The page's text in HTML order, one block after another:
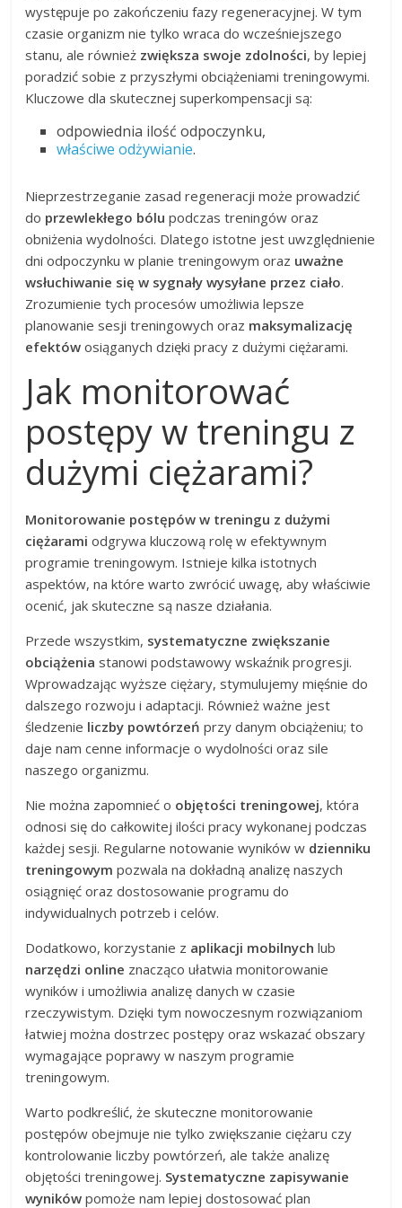
występuje po zakończeniu fazy regeneracyjnej. W tym
czasie organizm nie tylko wraca do wcześniejszego
stanu, ale również zwiększa swoje zdolności, by lepiej
poradzić sobie z przyszłymi obciążeniami treningowymi.
Kluczowe dla skutecznej superkompensacji są:
odpowiednia ilość odpoczynku,
właściwe odżywianie.
Nieprzestrzeganie zasad regeneracji może prowadzić
do przewlekłego bólu podczas treningów oraz
obniżenia wydolności. Dlatego istotne jest uwzględnienie
dni odpoczynku w planie treningowym oraz uważne
wsłuchiwanie się w sygnały wysyłane przez ciało.
Zrozumienie tych procesów umożliwia lepsze
planowanie sesji treningowych oraz maksymalizację
efektów osiąganych dzięki pracy z dużymi ciężarami.
Jak monitorować
postępy w treningu z
dużymi ciężarami?
Monitorowanie postępów w treningu z dużymi
ciężarami odgrywa kluczową rolę w efektywnym
programie treningowym. Istnieje kilka istotnych
aspektów, na które warto zwrócić uwagę, aby właściwie
ocenić, jak skuteczne są nasze działania.
Przede wszystkim, systematyczne zwiększanie
obciążenia stanowi podstawowy wskaźnik progresji.
Wprowadzając wyższe ciężary, stymulujemy mięśnie do
dalszego rozwoju i adaptacji. Również ważne jest
śledzenie liczby powtórzeń przy danym obciążeniu; to
daje nam cenne informacje o wydolności oraz sile
naszego organizmu.
Nie można zapomnieć o objętości treningowej, która
odnosi się do całkowitej ilości pracy wykonanej podczas
każdej sesji. Regularne notowanie wyników w dzienniku
treningowym pozwala na dokładną analizę naszych
osiągnięć oraz dostosowanie programu do
indywidualnych potrzeb i celów.
Dodatkowo, korzystanie z aplikacji mobilnych lub
narzędzi online znacząco ułatwia monitorowanie
wyników i umożliwia analizę danych w czasie
rzeczywistym. Dzięki tym nowoczesnym rozwiązaniom
łatwiej można dostrzec postępy oraz wskazać obszary
wymagające poprawy w naszym programie
treningowym.
Warto podkreślić, że skuteczne monitorowanie
postępów obejmuje nie tylko zwiększanie ciężaru czy
kontrolowanie liczby powtórzeń, ale także analizę
objętości treningowej. Systematyczne zapisywanie
wyników pomoże nam lepiej dostosować plan